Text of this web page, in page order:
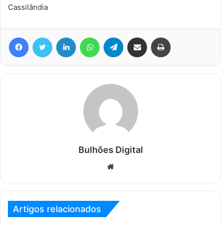
Cassilândia
FacebookTwitter Linkedin WhatsAppTelegram Compartilhar via e-mail
Bulhões Digital
Website
Artigos relacionados